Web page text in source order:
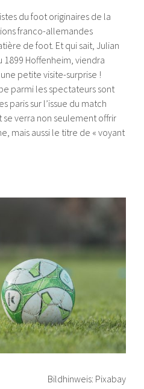
du foot originaires de la
franco-allemandes
de foot. Et qui sait, Julian
1899 Hoffenheim, viendra
petite visite-surprise !
parmi les spectateurs sont
paris sur l’issue du match
verra non seulement offrir
mais aussi le titre de « voyant
Bildhinweis: Pixabay